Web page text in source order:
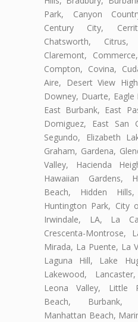
Park, Canyon
Century City,
Chatsworth,
Claremont,
Compton, Covina,
Aire, Desert View
Downey, Duarte,
East Burbank, East
Domiguez, East San
Segundo, Elizabeth
Graham, Gardena,
Valley, Hacienda
Hawaiian Gardens,
Beach, Hidden
Huntington Park, City
Irwindale, LA, La
Crescenta-Montrose,
Mirada, La Puente, La
Laguna Hill, Lake
Lakewood,
Leona Valley, Little
Beach, Burbank,
Manhattan Beach,